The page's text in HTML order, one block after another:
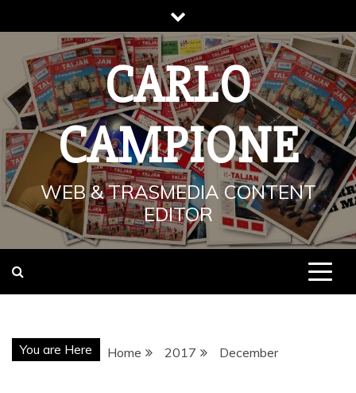
to
content
CARLO
CAMPIONE
WEB & TRASMEDIA CONTENT
EDITOR
You are Here Home 2017 December